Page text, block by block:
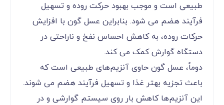
طبیعی است و موجب بهبود حرکت روده و تسهیل
فرآیند هضم می شود. بنابراین عسل گون با افزایش
حرکات روده، به کاهش احساس نفخ و ناراحتی در
دستگاه گوارش کمک می کند.
دوماً، عسل گون حاوی آنزیم‌های طبیعی است که
باعث تجزیه بهتر غذا و تسهیل فرآیند هضم می شوند.
این آنزیم‌ها کاهش بار روی سیستم گوارشی و در